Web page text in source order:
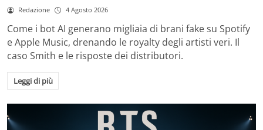
Redazione 4 Agosto 2026
Come i bot AI generano migliaia di brani fake su Spotify
e Apple Music, drenando le royalty degli artisti veri. Il
caso Smith e le risposte dei distributori.
Leggi di più